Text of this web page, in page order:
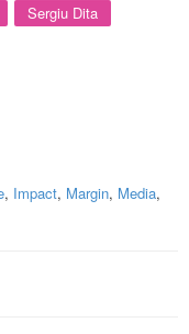
Sergiu Dita
, Impact, Margin, Media,